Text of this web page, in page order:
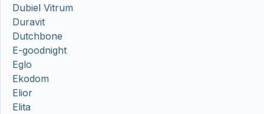
Dubiel Vitrum
Duravit
Dutchbone
E-goodnight
Eglo
Ekodom
Elior
Elita